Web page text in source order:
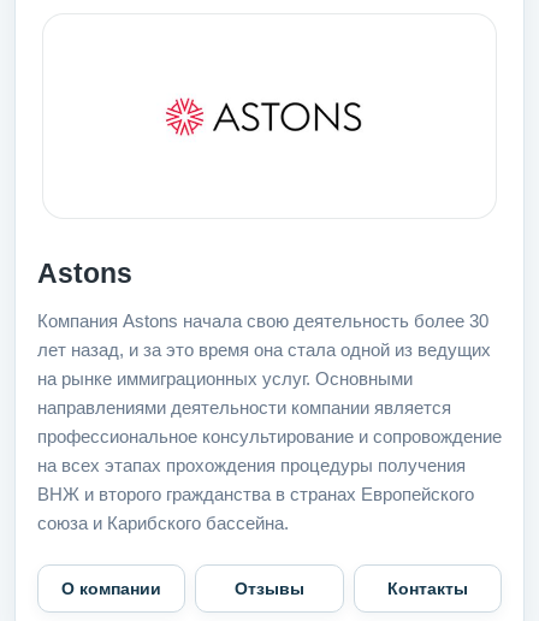
Astons
Компания Astons начала свою деятельность более 30
лет назад, и за это время она стала одной из ведущих
на рынке иммиграционных услуг. Основными
направлениями деятельности компании является
профессиональное консультирование и сопровождение
на всех этапах прохождения процедуры получения
ВНЖ и второго гражданства в странах Европейского
союза и Карибского бассейна.
О компании Отзывы Контакты